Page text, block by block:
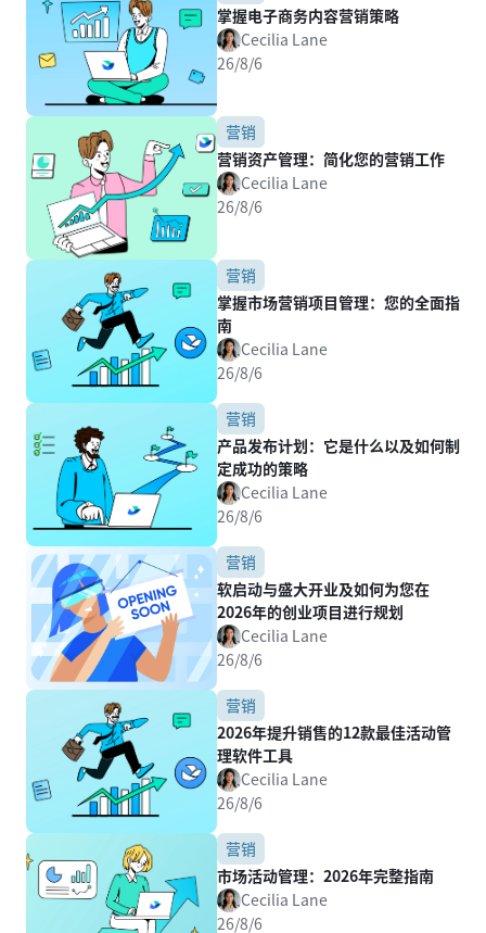
掌握电子商务内容营销策略
Cecilia Lane
26/8/6
营销
营销资产管理：简化您的营销工作
Cecilia Lane
26/8/6
营销
掌握市场营销项目管理：您的全面指
南
Cecilia Lane
26/8/6
营销
产品发布计划：它是什么以及如何制
定成功的策略
Cecilia Lane
26/8/6
营销
软启动与盛大开业及如何为您在
2026年的创业项目进行规划
Cecilia Lane
26/8/6
营销
2026年提升销售的12款最佳活动管
理软件工具
Cecilia Lane
26/8/6
营销
市场活动管理：2026年完整指南
Cecilia Lane
26/8/6